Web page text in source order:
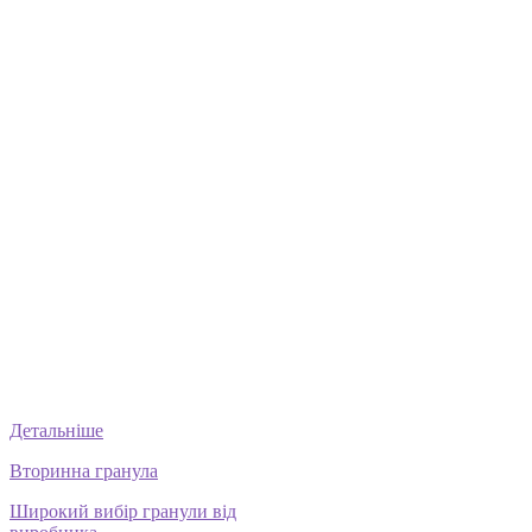
Детальніше
Вторинна гранула
Широкий вибір гранули від